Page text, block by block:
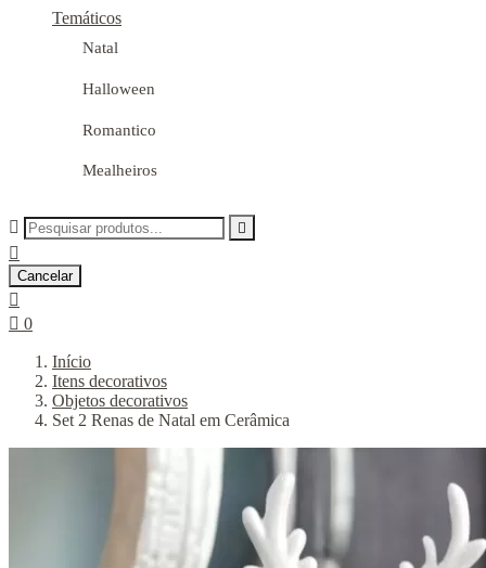
Temáticos
Natal
Halloween
Romantico
Mealheiros
 

Cancelar

 0
Início
Itens decorativos
Objetos decorativos
Set 2 Renas de Natal em Cerâmica